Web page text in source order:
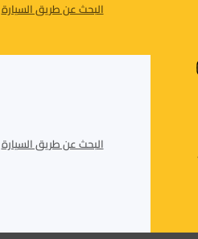
البحث عن طريق السيارة
البحث عن طريق السيارة